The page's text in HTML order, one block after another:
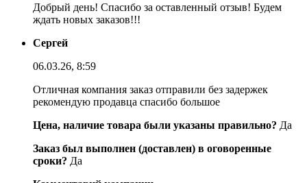
Добрый день! Спасибо за оставленный отзыв! Будем
ждать новых заказов!!!
Сергей
06.03.26, 8:59
Отличная компания заказ отправили без задержек
рекомендую продавца спасибо большое
Цена, наличие товара были указаны правильно? Да
Заказ был выполнен (доставлен) в оговоренные
сроки? Да